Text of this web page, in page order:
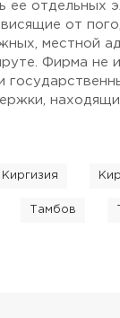
отдельных
от
местной
Фирма не
Киргизия
Тамбов